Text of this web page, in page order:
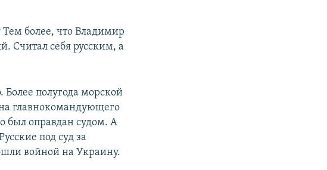
более, что Владимир
Считал себя русским, а
Более полугода морской
главнокомандующего
был оправдан судом. А
под суд за
войной на Украину.